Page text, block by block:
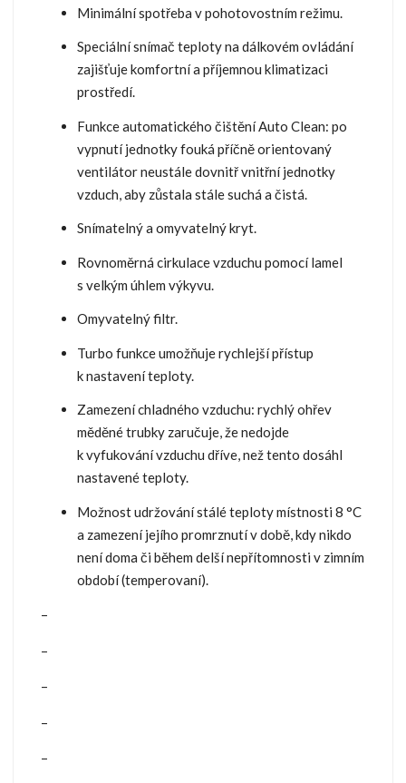
Minimální spotřeba v pohotovostním režimu.
Speciální snímač teploty na dálkovém ovládání
zajišťuje komfortní a příjemnou klimatizaci
prostředí.
Funkce automatického čištění Auto Clean: po
vypnutí jednotky fouká příčně orientovaný
ventilátor neustále dovnitř vnitřní jednotky
vzduch, aby zůstala stále suchá a čistá.
Snímatelný a omyvatelný kryt.
Rovnoměrná cirkulace vzduchu pomocí lamel
s velkým úhlem výkyvu.
Omyvatelný filtr.
Turbo funkce umožňuje rychlejší přístup
k nastavení teploty.
Zamezení chladného vzduchu: rychlý ohřev
měděné trubky zaručuje, že nedojde
k vyfukování vzduchu dříve, než tento dosáhl
nastavené teploty.
Možnost udržování stálé teploty místnosti 8 °C
a zamezení jejího promrznutí v době, kdy nikdo
není doma či během delší nepřítomnosti v zimním
období (temperovaní).
–
–
–
–
–